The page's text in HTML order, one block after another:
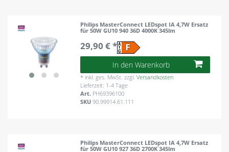
Philips MasterConnect LEDspot IA 4,7W Ersatz
für 50W GU10 940 36D 4000K 345lm
29,90 € *
In den Warenkorb
* inkl. ges. MwSt. zzgl.Versandkosten
Lieferzeit: 1-4 Tage
Art. PH69396100
SKU90.99914.61.111
Philips MasterConnect LEDspot IA 4,7W Ersatz
für 50W GU10 927 36D 2700K 345lm